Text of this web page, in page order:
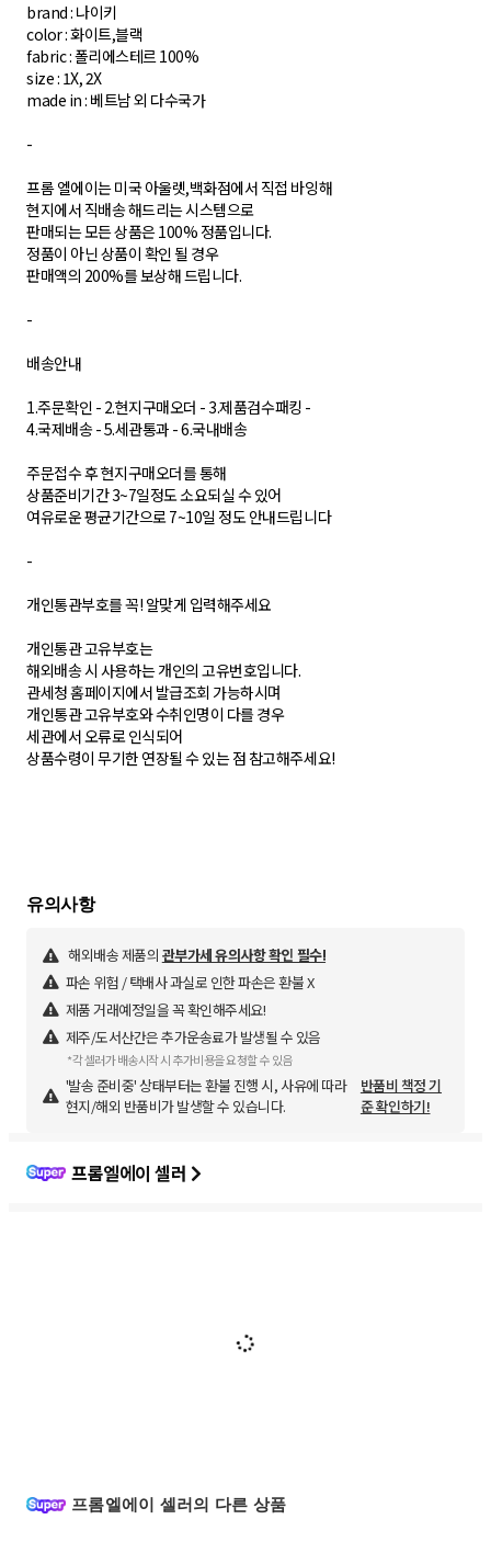
brand : 나이키
color : 화이트,블랙
fabric : 폴리에스테르 100%
size : 1X, 2X
made in : 베트남 외 다수국가
-
프롬 엘에이는 미국 아울렛,백화점에서 직접 바잉해
현지에서 직배송 해드리는 시스템으로
판매되는 모든 상품은 100% 정품입니다.
정품이 아닌 상품이 확인 될 경우
판매액의 200%를 보상해 드립니다.
-
배송안내
1.주문확인 - 2.현지구매오더 - 3.제품검수패킹 -
4.국제배송 - 5.세관통과 - 6.국내배송
주문접수 후 현지구매오더를 통해
상품준비기간 3~7일정도 소요되실 수 있어
여유로운 평균기간으로 7~10일 정도 안내드립니다
-
개인통관부호를 꼭! 알맞게 입력해주세요
개인통관 고유부호는
해외배송 시 사용하는 개인의 고유번호입니다.
관세청 홈페이지에서 발급조회 가능하시며
개인통관 고유부호와 수취인명이 다를 경우
세관에서 오류로 인식되어
상품수령이 무기한 연장될 수 있는 점 참고해주세요!
유의사항
해외배송 제품의 관부가세 유의사항 확인 필수!
파손 위험 / 택배사 과실로 인한 파손은 환불 X
제품 거래예정일을 꼭 확인해주세요!
제주/도서산간은 추가운송료가 발생될 수 있음
*각 셀러가 배송시작 시 추가비용을 요청할 수 있음
'발송 준비중' 상태부터는 환불 진행 시, 사유에 따라
현지/해외 반품비가 발생할 수 있습니다.
반품비 책정 기
준 확인하기!
프롬엘에이 셀러
프롬엘에이 셀러의 다른 상품